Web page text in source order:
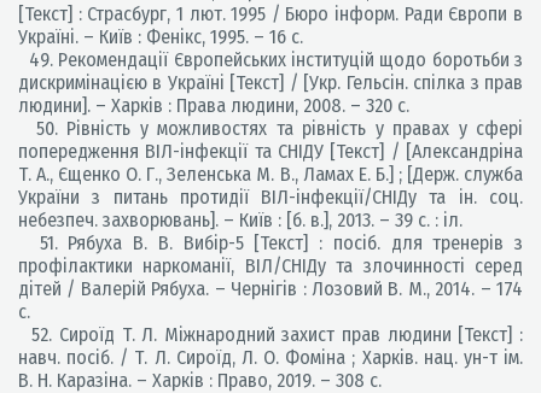
[Текст] : Страсбург, 1 лют. 1995 / Бюро інформ. Ради Європи в
Україні. – Київ : Фенікс, 1995. – 16 с.
49. Рекомендації Європейських інституцій щодо боротьби з
дискримінацією в Україні [Текст] / [Укр. Гельсін. спілка з прав
людини]. – Харків : Права людини, 2008. – 320 с.
50. Рівність у можливостях та рівність у правах у сфері
попередження ВІЛ-інфекції та СНІДУ [Текст] / [Александріна
Т. А., Єщенко О. Г., Зеленська М. В., Ламах Е. Б.] ; [Держ. служба
України з питань протидії ВІЛ-інфекції/СНІДу та ін. соц.
небезпеч. захворювань]. – Київ : [б. в.], 2013. – 39 с. : іл.
51. Рябуха В. В. Вибір-5 [Текст] : посіб. для тренерів з
профілактики наркоманії, ВІЛ/СНІДу та злочинності серед
дітей / Валерій Рябуха. – Чернігів : Лозовий В. М., 2014. – 174
с.
52. Сироїд Т. Л. Міжнародний захист прав людини [Текст] :
навч. посіб. / Т. Л. Сироїд, Л. О. Фоміна ; Харків. нац. ун-т ім.
В. Н. Каразіна. – Харків : Право, 2019. – 308 с.